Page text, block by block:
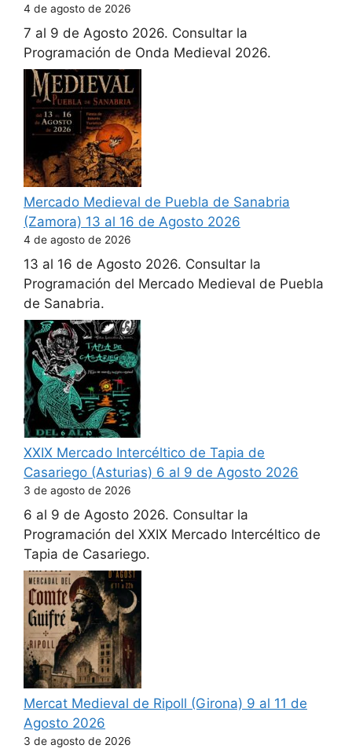
4 de agosto de 2026
7 al 9 de Agosto 2026. Consultar la
Programación de Onda Medieval 2026.
Mercado Medieval de Puebla de Sanabria
(Zamora) 13 al 16 de Agosto 2026
4 de agosto de 2026
13 al 16 de Agosto 2026. Consultar la
Programación del Mercado Medieval de Puebla
de Sanabria.
XXIX Mercado Intercéltico de Tapia de
Casariego (Asturias) 6 al 9 de Agosto 2026
3 de agosto de 2026
6 al 9 de Agosto 2026. Consultar la
Programación del XXIX Mercado Intercéltico de
Tapia de Casariego.
Mercat Medieval de Ripoll (Girona) 9 al 11 de
Agosto 2026
3 de agosto de 2026